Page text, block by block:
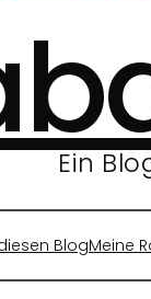
Ein
BlogMeine